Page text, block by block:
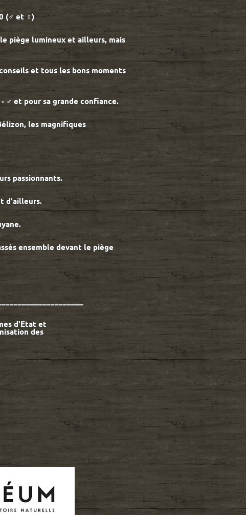
(♂ et ♀)
piège lumineux et ailleurs, mais
et tous les bons moments
♂ et pour sa grande confiance.
les magnifiques
passionnants.
d'ailleurs.
ensemble devant le piège
d'Etat et
des